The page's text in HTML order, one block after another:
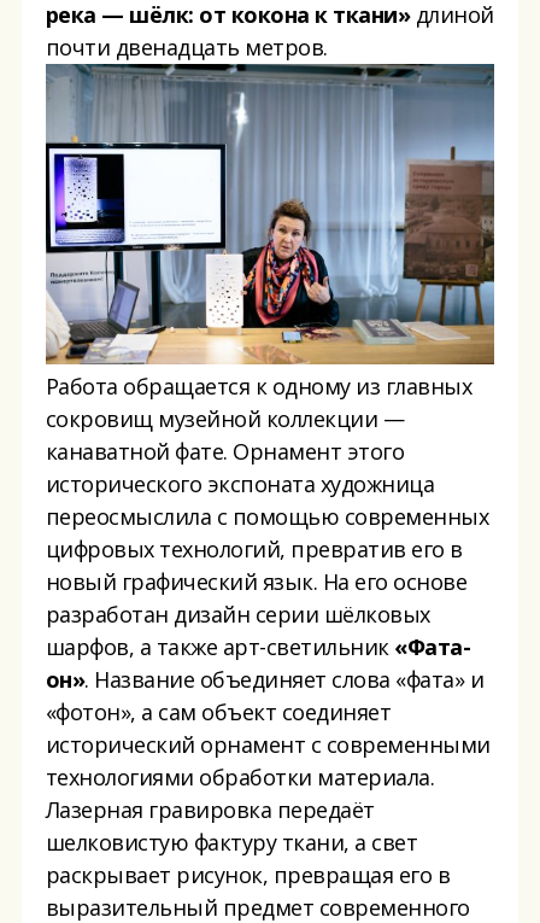
река — шёлк: от кокона к ткани»длиной
почти двенадцать метров.
Работа обращается к одному из главных
сокровищ музейной коллекции —
канаватной фате. Орнамент этого
исторического экспоната художница
переосмыслила с помощью современных
цифровых технологий, превратив его в
новый графический язык. На его основе
разработан дизайн серии шёлковых
шарфов, а также арт-светильник «Фата-
он». Название объединяет слова «фата» и
«фотон», а сам объект соединяет
исторический орнамент с современными
технологиями обработки материала.
Лазерная гравировка передаёт
шелковистую фактуру ткани, а свет
раскрывает рисунок, превращая его в
выразительный предмет современного